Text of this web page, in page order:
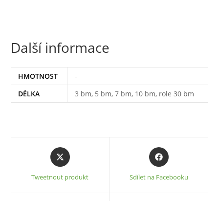
Další informace
HMOTNOST
-
DÉLKA
3 bm, 5 bm, 7 bm, 10 bm, role 30 bm
Opens
in
new
Tweetnout produkt
Opens
in
new
Sdílet na Facebooku